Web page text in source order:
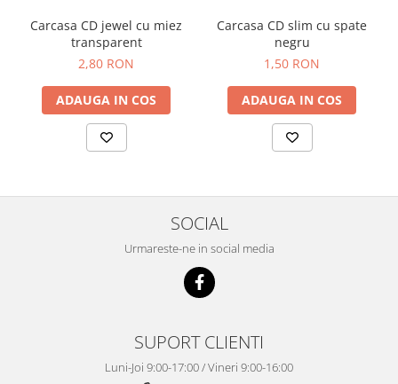
Carcasa CD jewel cu miez
transparent
2,80 RON
ADAUGA IN COS
Carcasa CD slim cu spate
negru
1,50 RON
ADAUGA IN COS
SOCIAL
Urmareste-ne in social media
SUPORT CLIENTI
Luni-Joi 9:00-17:00 / Vineri 9:00-16:00